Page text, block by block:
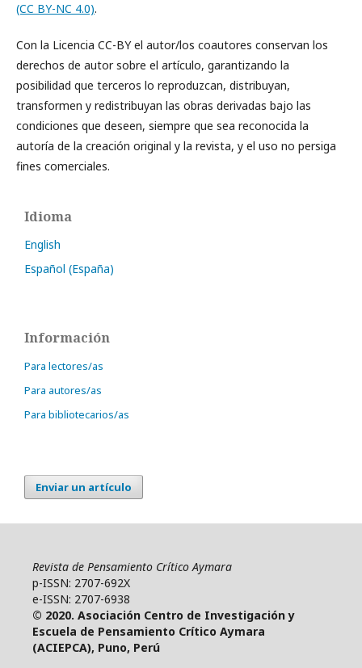
(CC BY-NC 4.0).
Con la Licencia CC-BY el autor/los coautores conservan los
derechos de autor sobre el artículo, garantizando la
posibilidad que terceros lo reproduzcan, distribuyan,
transformen y redistribuyan las obras derivadas bajo las
condiciones que deseen, siempre que sea reconocida la
autoría de la creación original y la revista, y el uso no persiga
fines comerciales.
Idioma
English
Español (España)
Información
Para lectores/as
Para autores/as
Para bibliotecarios/as
Enviar un artículo
Revista de Pensamiento Crítico Aymara
p-ISSN: 2707-692X
e-ISSN: 2707-6938
© 2020. Asociación Centro de Investigación y
Escuela de Pensamiento Crítico Aymara
(ACIEPCA), Puno, Perú